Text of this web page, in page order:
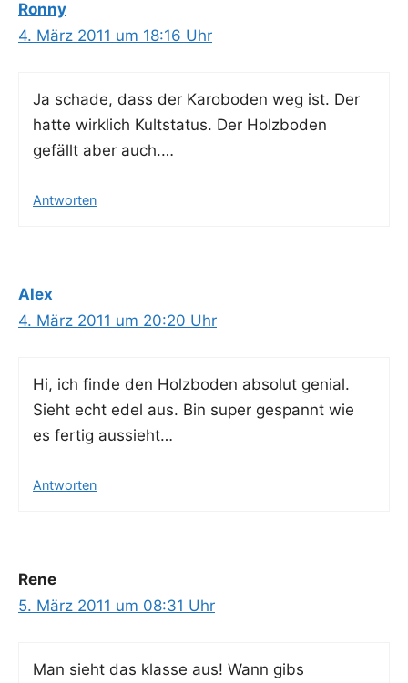
Ronny
4. März 2011 um 18:16 Uhr
Ja scha­de, dass der Karo­bo­den weg ist. Der
hat­te wirk­lich Kult­sta­tus. Der Holz­bo­den
gefällt aber auch.…
Antworten
Alex
4. März 2011 um 20:20 Uhr
Hi, ich fin­de den Holz­bo­den abso­lut geni­al.
Sieht echt edel aus. Bin super gespannt wie
es fer­tig aussieht…
Antworten
Rene
5. März 2011 um 08:31 Uhr
Man sieht das klas­se aus! Wann gibs